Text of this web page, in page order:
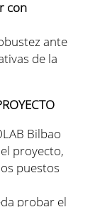
con
ante
de la
Bilbao
proyecto,
puestos
probar el